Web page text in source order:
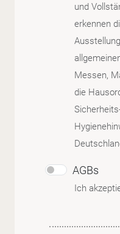
und
erkennen
Messen,
die
AGBs
Ich